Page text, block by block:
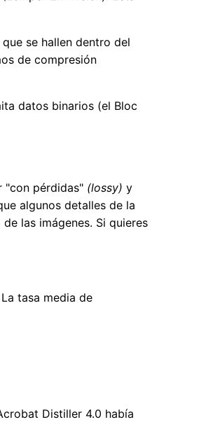
se hallen dentro del
de compresión
datos binarios (el Bloc
"con pérdidas" (lossy) y
algunos detalles de la
las imágenes. Si quieres
tasa media de
Distiller 4.0 había